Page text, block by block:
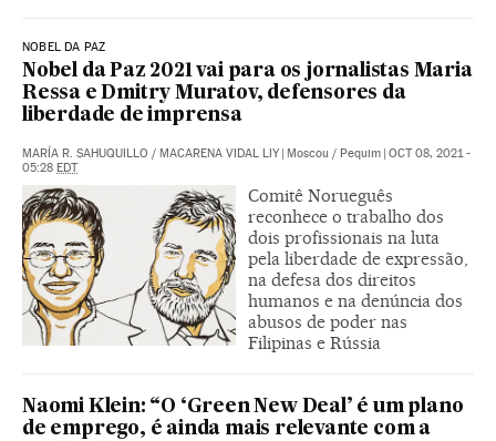
NOBEL DA PAZ
Nobel da Paz 2021 vai para os jornalistas Maria
Ressa e Dmitry Muratov, defensores da
liberdade de imprensa
MARÍA R. SAHUQUILLO / MACARENA VIDAL LIY Moscou / Pequim OCT 08, 2021 -
05:28 EDT
Comitê Norueguês
reconhece o trabalho dos
dois profissionais na luta
pela liberdade de expressão,
na defesa dos direitos
humanos e na denúncia dos
abusos de poder nas
Filipinas e Rússia
Naomi Klein: “O ‘Green New Deal’ é um plano
de emprego, é ainda mais relevante com a